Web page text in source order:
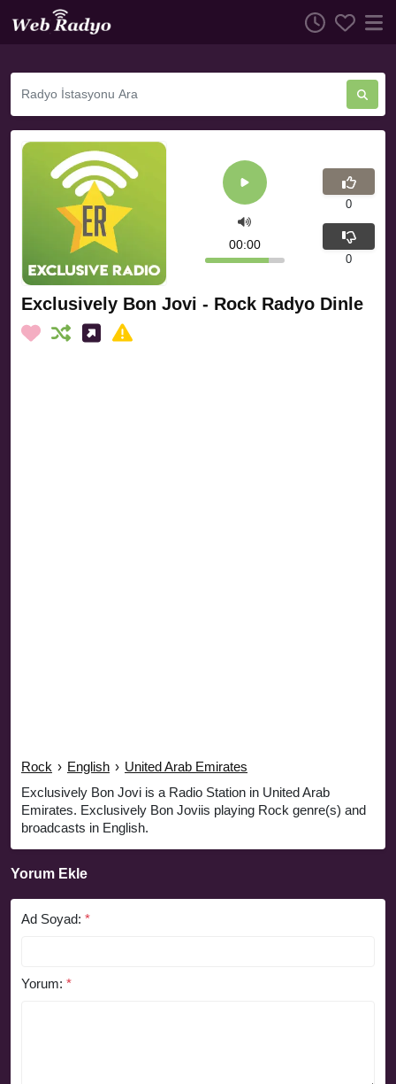
Exclusively Bon Jovi - Rock Radyo Dinle
Rock › English › United Arab Emirates
Exclusively Bon Jovi is a Radio Station in United Arab
Emirates. Exclusively Bon Joviis playing Rock genre(s) and
broadcasts in English.
00:00
0
0
Yorum Ekle
Ad Soyad: *
Yorum: *